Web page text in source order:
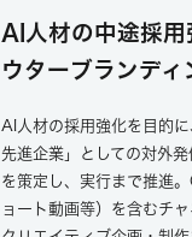
AI人材の中途採用
ウターブランディ
AI人材の採用強化を目的
先進企業」としての対外
を策定し、実行まで推進
ョート動画等）を含むチ